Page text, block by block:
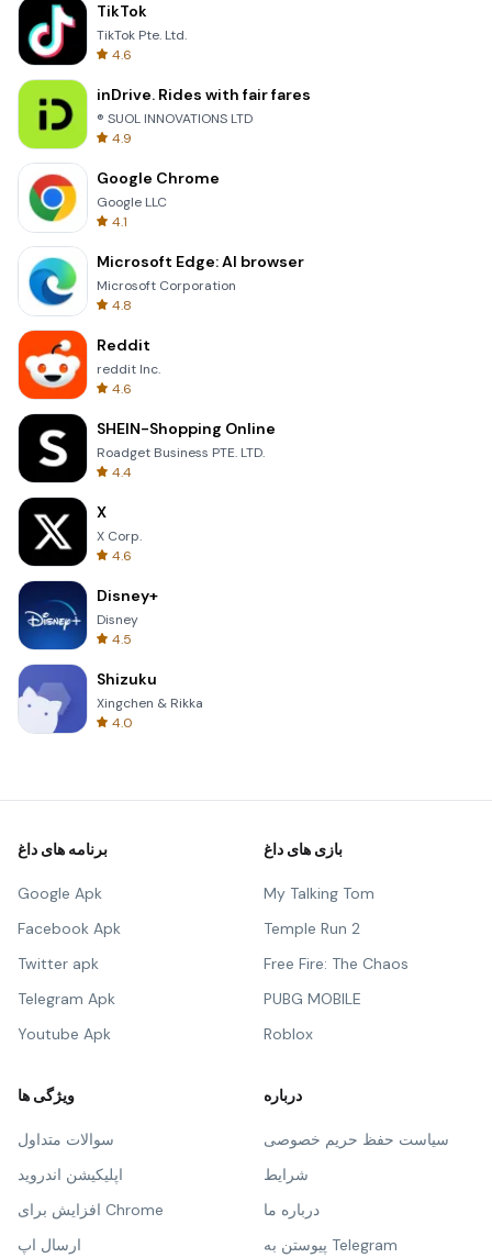
TikTok
TikTok Pte. Ltd.
4.6
inDrive. Rides with fair fares
® SUOL INNOVATIONS LTD
4.9
Google Chrome
Google LLC
4.1
Microsoft Edge: AI browser
Microsoft Corporation
4.8
Reddit
reddit Inc.
4.6
SHEIN-Shopping Online
Roadget Business PTE. LTD.
4.4
X
X Corp.
4.6
Disney+
Disney
4.5
Shizuku
Xingchen & Rikka
4.0
برنامه های داغ
Google Apk
Facebook Apk
Twitter apk
Telegram Apk
Youtube Apk
بازی های داغ
My Talking Tom
Temple Run 2
Free Fire: The Chaos
PUBG MOBILE
Roblox
ویژگی ها
سوالات متداول
اپلیکیشن اندروید
افزایش برای Chrome
ارسال اپ
درباره
سیاست حفظ حریم خصوصی
شرایط
درباره ما
پیوستن به Telegram